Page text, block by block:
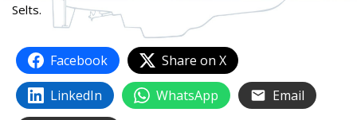
Selts.
Facebook
Share on X
LinkedIn
WhatsApp
Email